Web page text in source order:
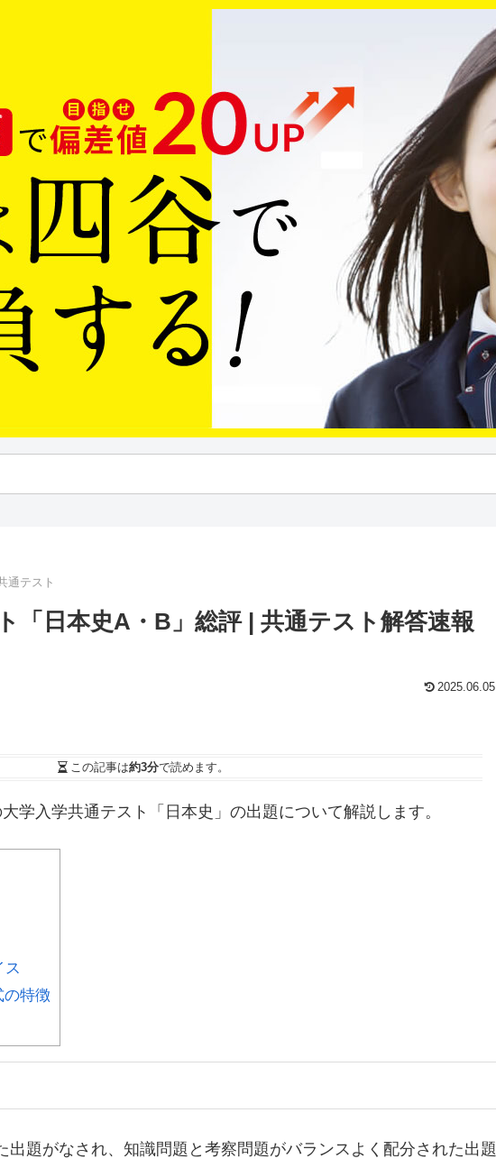
通テスト
「日本史A・B」総評 | 共通テスト解答速報
2025.06.05
この記事は約3分で読めます。
学入学共通テスト「日本史」の出題について解説します。
ス
の特徴
出題がなされ、知識問題と考察問題がバランスよく配分された出題